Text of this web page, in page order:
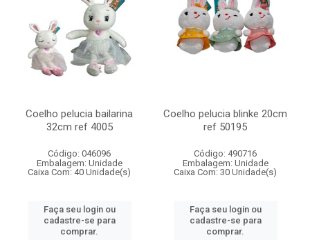
Coelho pelucia bailarina
32cm ref 4005
Código: 046096
Embalagem: Unidade
Caixa Com: 40 Unidade(s)
Faça seu login ou
cadastre-se para
comprar.
Coelho pelucia blinke 20cm
ref 50195
Código: 490716
Embalagem: Unidade
Caixa Com: 30 Unidade(s)
Faça seu login ou
cadastre-se para
comprar.